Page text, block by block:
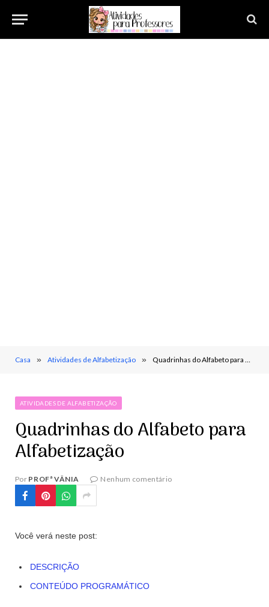
Casa » Atividades de Alfabetização » Quadrinhas do Alfabeto para Alfabetização
ATIVIDADES DE ALFABETIZAÇÃO
Quadrinhas do Alfabeto para
Alfabetização
Por PROFª VÂNIA Nenhum comentário
Você verá neste post:
DESCRIÇÃO
CONTEÚDO PROGRAMÁTICO